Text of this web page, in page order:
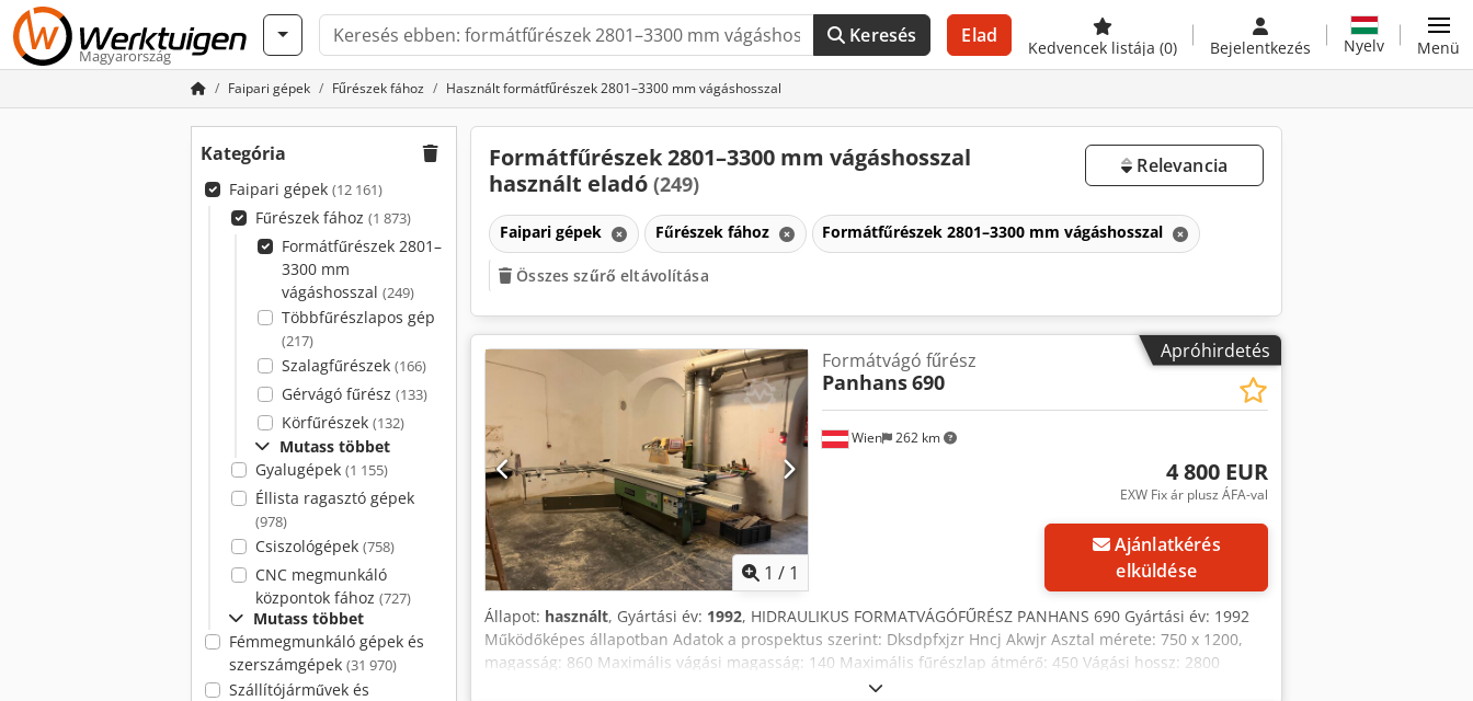
Magyarország
Keresés Elad
Kedvencek listája (0) Bejelentkezés Nyelv Menü
Faipari gépek Fűrészek fához Használt formátfűrészek 2801–3300 mm vágáshosszal
Kategória
Faipari gépek (12 161)
Fűrészek fához (1 873)
Formátfűrészek 2801–
3300 mm
vágáshosszal (249)
Többfűrészlapos gép
(217)
Szalagfűrészek (166)
Gérvágó fűrész (133)
Körfűrészek (132)
Mutass többet
Gyalugépek (1 155)
Éllista ragasztó gépek
(978)
Csiszológépek (758)
CNC megmunkáló
központok fához (727)
Mutass többet
Fémmegmunkáló gépek és
szerszámgépek (31 970)
Szállítójárművek és
Formátfűrészek 2801–3300 mm vágáshosszal
használt eladó (249)
Relevancia
Faipari gépek Fűrészek fához Formátfűrészek 2801–3300 mm vágáshosszal
Összes szűrő eltávolítása
Apróhirdetés
Kérjen több képet
1 / 1
Wien 262 km
Formátvágó fűrész
Panhans690
4 800 EUR
EXW Fix ár plusz ÁFA-val
Ajánlatkérés
elküldése
Állapot: használt, Gyártási év: 1992, HIDRAULIKUS FORMATVÁGÓFŰRÉSZ PANHANS 690 Gyártási év: 1992
Működőképes állapotban Adatok a prospektus szerint: Dksdpfxjzr Hncj Akwjr Asztal mérete: 750 x 1200,
magasság: 860 Maximális vágási magasság: 140 Maximális fűrészlap átmérő: 450 Vágási hossz: 2800
Szükséges hely: 3500 x 5600 Súly: 950 Az ár a gyárban értendő.